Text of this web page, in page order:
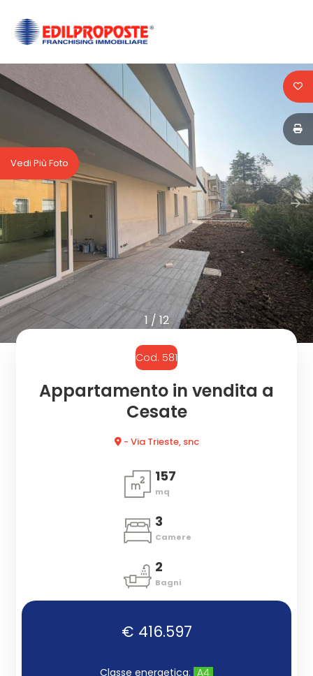
1 / 12
Vedi Più Foto
Cod. 581
Appartamento in vendita a
Cesate
- Via Trieste, snc
157
mq
3
Camere
2
Bagni
€ 416.597
Classe energetica: A4
HOME
SIAMO
AFFILIATI
VENDITA
AFFITTO
ACQUISIZIONE
LAVORA
Codice
Contratto
Qualsiasi
Vendita
Scegli
dove
cercare
Comune